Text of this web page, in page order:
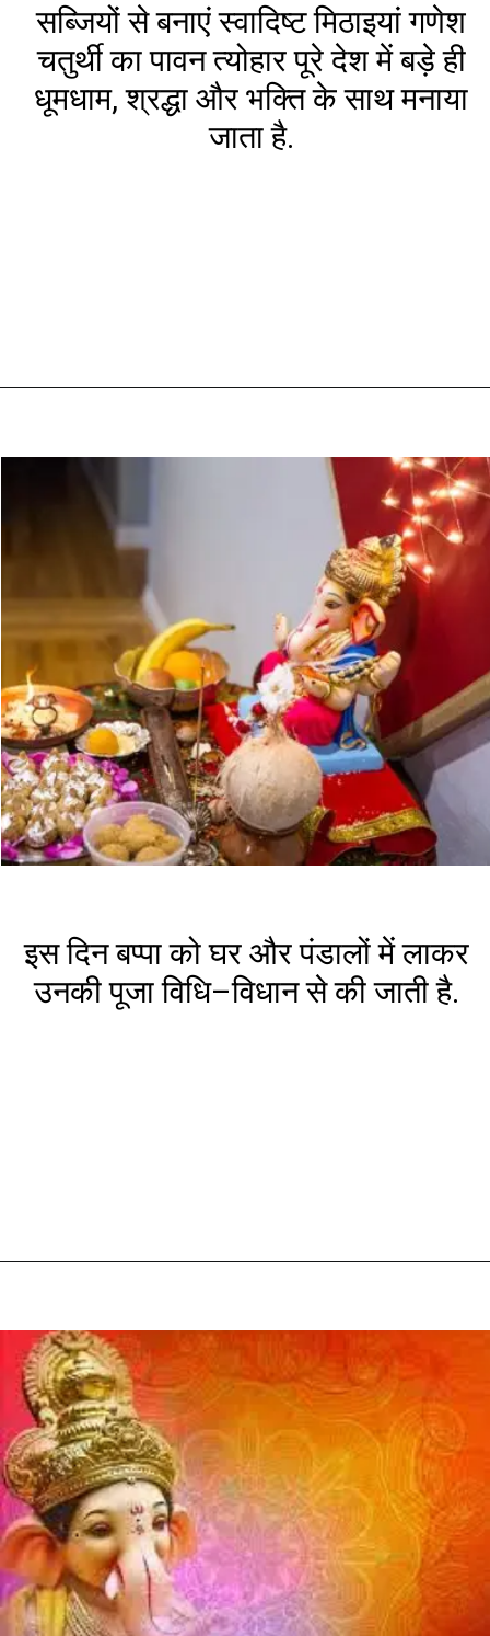
सब्जियों से बनाएं स्वादिष्ट मिठाइयां गणेश
चतुर्थी का पावन त्योहार पूरे देश में बड़े ही
धूमधाम, श्रद्धा और भक्ति के साथ मनाया
जाता है.
इस दिन बप्पा को घर और पंडालों में लाकर
उनकी पूजा विधि–विधान से की जाती है.